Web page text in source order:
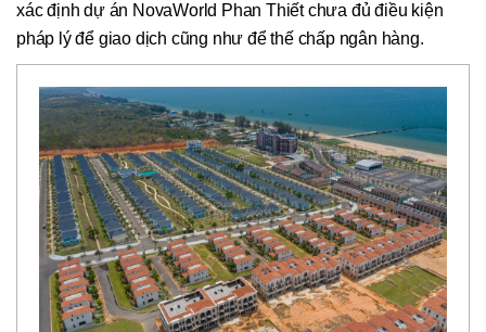
xác định dự án NovaWorld Phan Thiết chưa đủ điều kiện
pháp lý để giao dịch cũng như để thế chấp ngân hàng.